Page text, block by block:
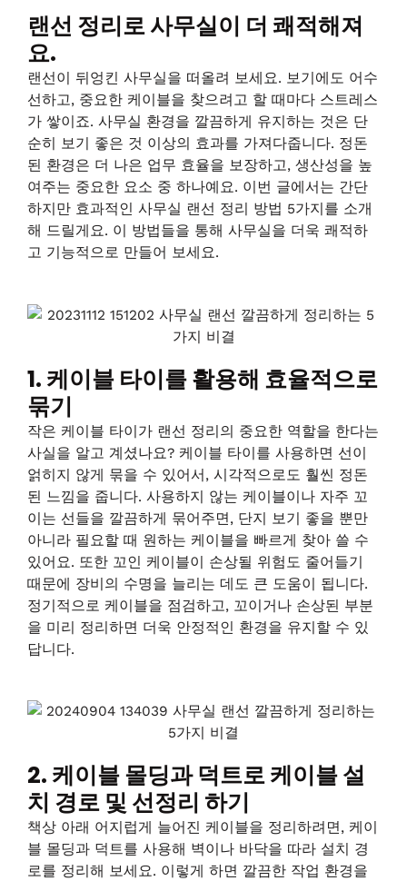
랜선 정리로 사무실이 더 쾌적해져
요.
랜선이 뒤엉킨 사무실을 떠올려 보세요. 보기에도 어수
선하고, 중요한 케이블을 찾으려고 할 때마다 스트레스
가 쌓이죠. 사무실 환경을 깔끔하게 유지하는 것은 단
순히 보기 좋은 것 이상의 효과를 가져다줍니다. 정돈
된 환경은 더 나은 업무 효율을 보장하고, 생산성을 높
여주는 중요한 요소 중 하나예요. 이번 글에서는 간단
하지만 효과적인 사무실 랜선 정리 방법 5가지를 소개
해 드릴게요. 이 방법들을 통해 사무실을 더욱 쾌적하
고 기능적으로 만들어 보세요.
1. 케이블 타이를 활용해 효율적으로
묶기
작은 케이블 타이가 랜선 정리의 중요한 역할을 한다는
사실을 알고 계셨나요? 케이블 타이를 사용하면 선이
얽히지 않게 묶을 수 있어서, 시각적으로도 훨씬 정돈
된 느낌을 줍니다. 사용하지 않는 케이블이나 자주 꼬
이는 선들을 깔끔하게 묶어주면, 단지 보기 좋을 뿐만
아니라 필요할 때 원하는 케이블을 빠르게 찾아 쓸 수
있어요. 또한 꼬인 케이블이 손상될 위험도 줄어들기
때문에 장비의 수명을 늘리는 데도 큰 도움이 됩니다.
정기적으로 케이블을 점검하고, 꼬이거나 손상된 부분
을 미리 정리하면 더욱 안정적인 환경을 유지할 수 있
답니다.
2. 케이블 몰딩과 덕트로 케이블 설
치 경로 및 선정리 하기
책상 아래 어지럽게 늘어진 케이블을 정리하려면, 케이
블 몰딩과 덕트를 사용해 벽이나 바닥을 따라 설치 경
로를 정리해 보세요. 이렇게 하면 깔끔한 작업 환경을